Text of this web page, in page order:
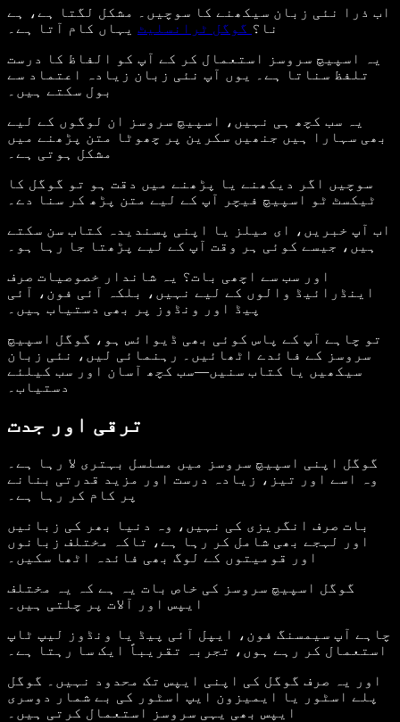
اب ذرا نئی زبان سیکھنے کا سوچیں۔ مشکل لگتا ہے، ہے
نا؟ گوگل ٹرانسلیٹ
یہ اسپیچ سروسز استعمال کر کے آپ کو الفاظ کا درست
تلفظ سناتا ہے۔ یوں آپ نئی زبان زیادہ اعتماد سے
بول سکتے ہیں۔
یہ سب کچھ ہی نہیں، اسپیچ سروسز ان لوگوں کے لیے
بھی سہارا ہیں جنھیں سکرین پر چھوٹا متن پڑھنے میں
سوچیں اگر دیکھنے یا پڑھنے میں دقت ہو تو گوگل کا
اب آپ خبریں، ای میلز یا اپنی پسندیدہ کتاب سن سکتے
ہیں، جیسے کوئی ہر وقت آپ کے لیے پڑھتا جا رہا ہو۔
اور سب سے اچھی بات؟ یہ شاندار خصوصیات صرف
اینڈرائیڈ والوں کے لیے نہیں، بلکہ آئی فون، آئی
تو چاہے آپ کے پاس کوئی بھی ڈیوائس ہو، گوگل اسپیچ
سروسز کے فائدے اٹھائیں۔ رہنمائی لیں، نئی زبان
سیکھیں یا کتاب سنیں—سب کچھ آسان اور سب کیلئے
دستیاب۔
ترقی اور جدت
گوگل اپنی اسپیچ سروسز میں مسلسل بہتری لا رہا ہے۔
وہ اسے اور تیز، زیادہ درست اور مزید قدرتی بنانے
بات صرف انگریزی کی نہیں، وہ دنیا بھر کی زبانیں
اور لہجے بھی شامل کر رہا ہے، تاکہ مختلف زبانوں
اور قومیتوں کے لوگ بھی فائدہ اٹھا سکیں۔
گوگل اسپیچ سروسز کی خاص بات یہ ہے کہ یہ مختلف
چاہے آپ سیمسنگ فون، ایپل آئی پیڈ یا ونڈوز لیپ ٹاپ
اور یہ صرف گوگل کی اپنی ایپس تک محدود نہیں۔ گوگل
پلے اسٹور یا ایمیزون ایپ اسٹور کی بے شمار دوسری
ایپس بھی یہی سروسز استعمال کرتی ہیں۔